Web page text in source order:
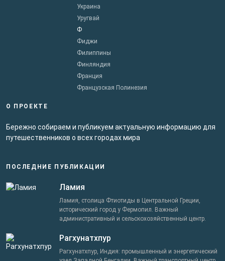
Украина
Уругвай
Ф
Фиджи
Филиппины
Финляндия
Франция
Французская Полинезия
О ПРОЕКТЕ
Бережно собираем и публикуем актуальную информацию для
путешественников о всех городах мира
ПОСЛЕДНИЕ ПУБЛИКАЦИИ
Ламия
Ламия, столица Фтиотиды в Центральной Греции,
исторический город у Фермопил. Важный
административный и сельскохозяйственный центр.
Рагхунатхпур
Рагхунатхпур, Индия: промышленный и энергетический